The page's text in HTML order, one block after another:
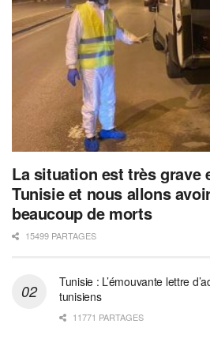
La situation est très grave
Tunisie et nous allons
beaucoup de morts
15499 PARTAGES
Tunisie : L’émouvante lettre
tunisiens
11771 PARTAGES